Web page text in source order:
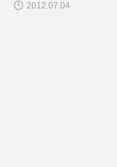
2012.07.04